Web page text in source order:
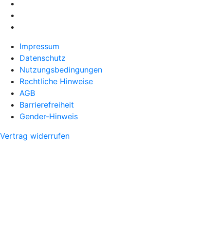
Impressum
Datenschutz
Nutzungsbedingungen
Rechtliche Hinweise
AGB
Barrierefreiheit
Gender-Hinweis
Vertrag widerrufen